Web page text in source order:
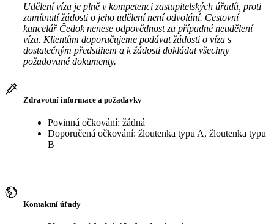
Udělení víza je plně v kompetenci zastupitelských úřadů, proti
zamítnutí žádosti o jeho udělení není odvolání. Cestovní
kancelář Čedok nenese odpovědnost za případné neudělení
víza. Klientům doporučujeme podávat žádosti o víza s
dostatečným předstihem a k žádosti dokládat všechny
požadované dokumenty.
Zdravotní informace a požadavky
Povinná očkování: žádná
Doporučená očkování: žloutenka typu A, žloutenka typu
B
Kontaktní úřady